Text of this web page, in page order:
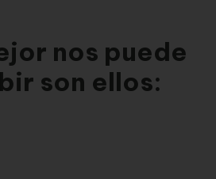
nos puede
son ellos: